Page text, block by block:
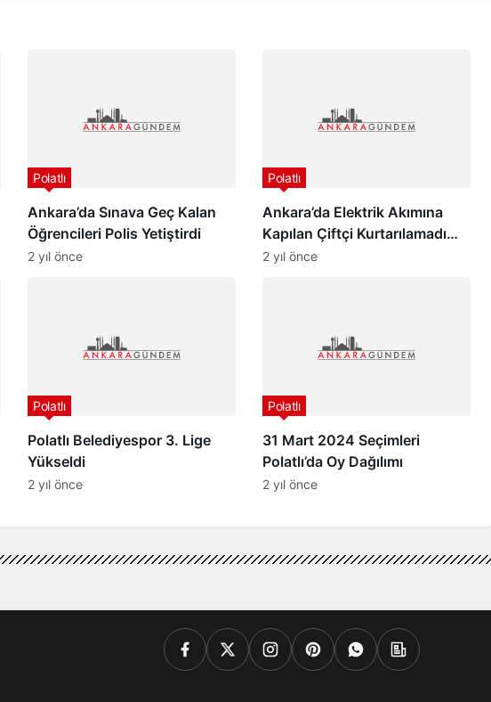
Ankara’da Sınava Geç Kalan
Öğrencileri Polis Yetiştirdi
Polatlı
2 yıl önce
Ankara’da Elektrik Akımına
Kapılan Çiftçi Kurtarılamadı…
Polatlı
2 yıl önce
Polatlı Belediyespor 3. Lige
Yükseldi
Polatlı
2 yıl önce
31 Mart 2024 Seçimleri
Polatlı’da Oy Dağılımı
Polatlı
2 yıl önce